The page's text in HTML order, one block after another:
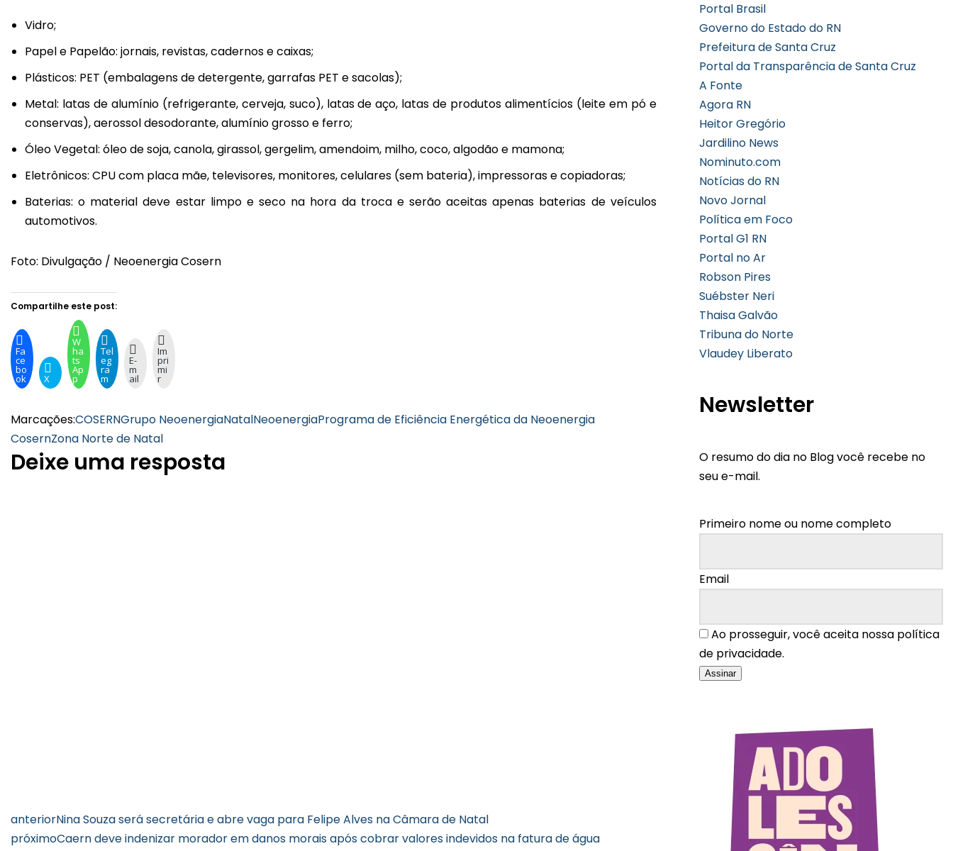
Vidro;
Papel e Papelão: jornais, revistas, cadernos e caixas;
Plásticos: PET (embalagens de detergente, garrafas PET e sacolas);
Metal: latas de alumínio (refrigerante, cerveja, suco), latas de aço, latas de produtos alimentícios (leite em pó e
conservas), aerossol desodorante, alumínio grosso e ferro;
Óleo Vegetal: óleo de soja, canola, girassol, gergelim, amendoim, milho, coco, algodão e mamona;
Eletrônicos: CPU com placa mãe, televisores, monitores, celulares (sem bateria), impressoras e copiadoras;
Baterias: o material deve estar limpo e seco na hora da troca e serão aceitas apenas baterias de veículos
automotivos.
Foto: Divulgação / Neoenergia Cosern
Compartilhe este post:
Fa
ce
bo
ok X
W
ha
ts
Ap
p
Tel
eg
ra
m
E-
m
ail
Im
pri
mi
r
Marcações:COSERNGrupo NeoenergiaNatalNeoenergiaPrograma de Eficiência Energética da Neoenergia
CosernZona Norte de Natal
Deixe uma resposta
anteriorNina Souza será secretária e abre vaga para Felipe Alves na Câmara de Natal
próximoCaern deve indenizar morador em danos morais após cobrar valores indevidos na fatura de água
Portal Brasil
Governo do Estado do RN
Prefeitura de Santa Cruz
Portal da Transparência de Santa Cruz
A Fonte
Agora RN
Heitor Gregório
Jardilino News
Nominuto.com
Notícias do RN
Novo Jornal
Política em Foco
Portal G1 RN
Portal no Ar
Robson Pires
Suébster Neri
Thaisa Galvão
Tribuna do Norte
Vlaudey Liberato
Newsletter
O resumo do dia no Blog você recebe no
seu e-mail.
Primeiro nome ou nome completo
Email
Ao prosseguir, você aceita nossa política
de privacidade.